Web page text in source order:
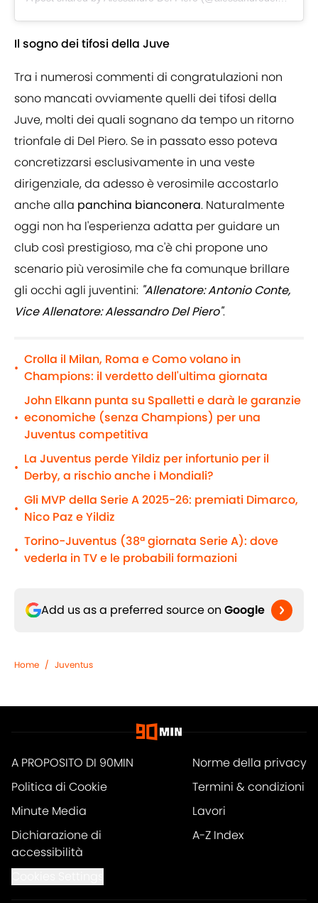
Il sogno dei tifosi della Juve
Tra i numerosi commenti di congratulazioni non
sono mancati ovviamente quelli dei tifosi della
Juve, molti dei quali sognano da tempo un ritorno
trionfale di Del Piero. Se in passato esso poteva
concretizzarsi esclusivamente in una veste
dirigenziale, da adesso è verosimile accostarlo
anche alla panchina bianconera. Naturalmente
oggi non ha l'esperienza adatta per guidare un
club così prestigioso, ma c'è chi propone uno
scenario più verosimile che fa comunque brillare
gli occhi agli juventini: "Allenatore: Antonio Conte,
Vice Allenatore: Alessandro Del Piero".
•
Crolla il Milan, Roma e Como volano in
Champions: il verdetto dell'ultima giornata
•
John Elkann punta su Spalletti e darà le garanzie
economiche (senza Champions) per una
Juventus competitiva
•
La Juventus perde Yildiz per infortunio per il
Derby, a rischio anche i Mondiali?
•
Gli MVP della Serie A 2025-26: premiati Dimarco,
Nico Paz e Yildiz
•
Torino-Juventus (38ª giornata Serie A): dove
vederla in TV e le probabili formazioni
Add us as a preferred source on Google
Home / Juventus
A PROPOSITO DI 90MIN
Norme della privacy
Politica di Cookie
Termini & condizioni
Minute Media
Lavori
Dichiarazione di
accessibilità
A-Z Index